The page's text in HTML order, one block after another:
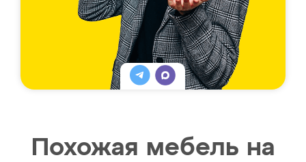
Похожая мебель на